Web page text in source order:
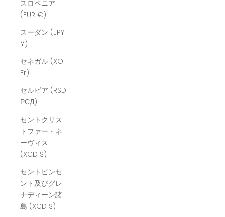
スロベニア
(EUR €)
スーダン (JPY
¥)
セネガル (XOF
Fr)
セルビア (RSD
РСД)
セントクリス
トファー・ネ
ーヴィス
(XCD $)
セントビンセ
ント及びグレ
ナディーン諸
島 (XCD $)